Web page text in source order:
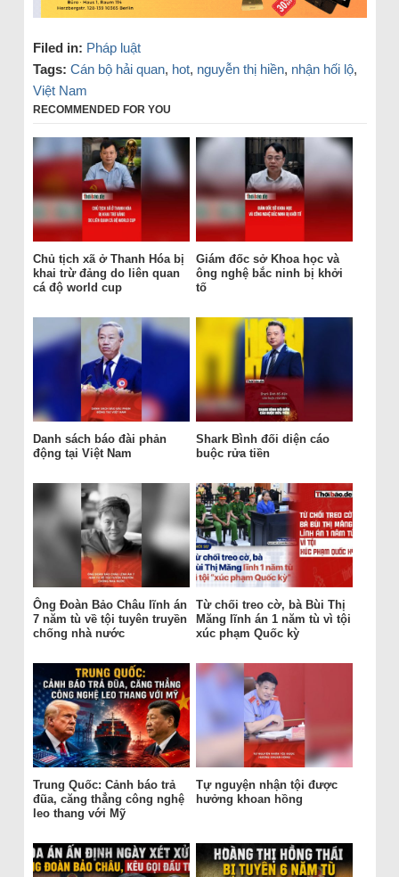
Filed in: Pháp luật
Tags: Cán bộ hải quan, hot, nguyễn thị hiền, nhận hối lộ,
Việt Nam
RECOMMENDED FOR YOU
Chủ tịch xã ở Thanh Hóa bị
khai trừ đảng do liên quan
cá độ world cup
Giám đốc sở Khoa học và
ông nghệ bắc ninh bị khởi
tố
Danh sách báo đài phản
động tại Việt Nam
Shark Bình đối diện cáo
buộc rửa tiền
Ông Đoàn Bảo Châu lĩnh án
7 năm tù về tội tuyên truyền
chống nhà nước
Từ chối treo cờ, bà Bùi Thị
Măng lĩnh án 1 năm tù vì tội
xúc phạm Quốc kỳ
Trung Quốc: Cảnh báo trả
đũa, căng thẳng công nghệ
leo thang với Mỹ
Tự nguyện nhận tội được
hưởng khoan hồng